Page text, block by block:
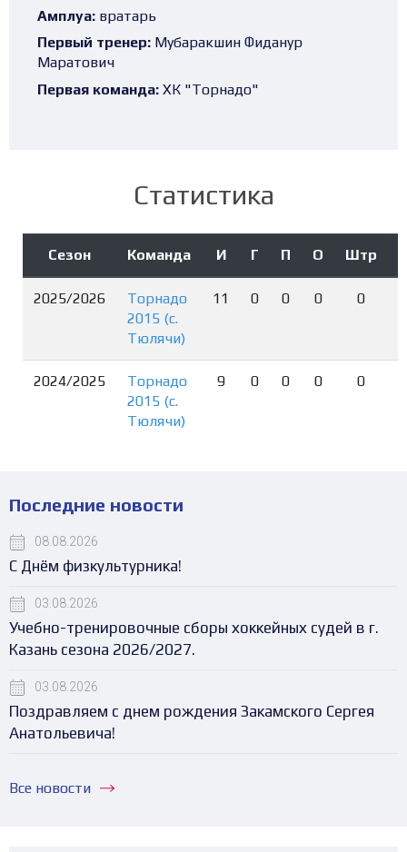
Амплуа: вратарь
Первый тренер: Мубаракшин Фиданур
Маратович
Первая команда: ХК "Торнадо"
Статистика
Сезон Команда И Г П О Штр
2025/2026
Торнадо
2015 (с.
Тюлячи)
11 0 0 0 0
2024/2025
Торнадо
2015 (с.
Тюлячи)
9 0 0 0 0
Последние новости
08.08.2026
С Днём физкультурника!
03.08.2026
Учебно-тренировочные сборы хоккейных судей в г.
Казань сезона 2026/2027.
03.08.2026
Поздравляем с днем рождения Закамского Сергея
Анатольевича!
Все новости